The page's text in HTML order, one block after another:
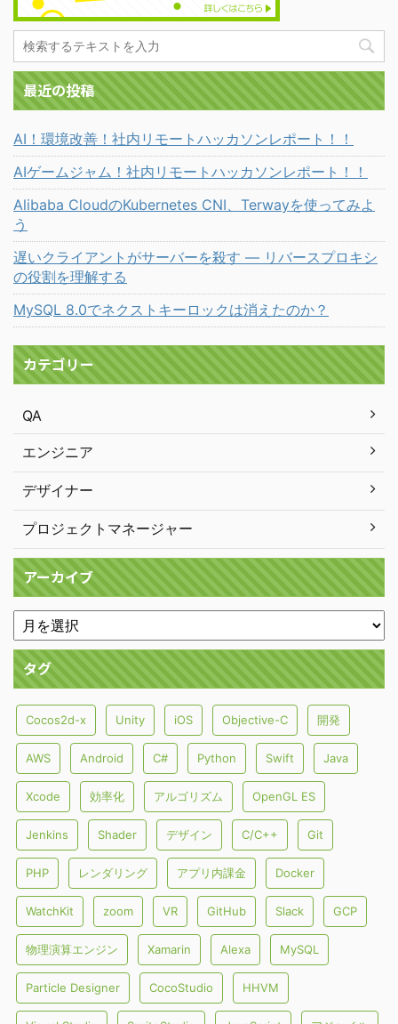
最近の投稿
AI！環境改善！社内リモートハッカソンレポート！！
AIゲームジャム！社内リモートハッカソンレポート！！
Alibaba CloudのKubernetes CNI、Terwayを使ってみよ
う
遅いクライアントがサーバーを殺す ― リバースプロキシ
の役割を理解する
MySQL 8.0でネクストキーロックは消えたのか？
カテゴリー
QA
エンジニア
デザイナー
プロジェクトマネージャー
アーカイブ
タグ
Cocos2d-x Unity iOS Objective-C 開発
AWS Android C# Python Swift Java
Xcode 効率化 アルゴリズム OpenGL ES
Jenkins Shader デザイン C/C++ Git
PHP レンダリング アプリ内課金 Docker
WatchKit zoom VR GitHub Slack GCP
物理演算エンジン Xamarin Alexa MySQL
Particle Designer CocoStudio HHVM